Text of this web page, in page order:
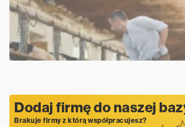
Dodaj firmę do naszej
Brakuje firmy z którą współpracujesz?